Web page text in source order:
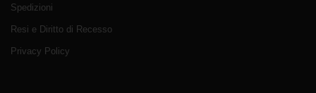
Spedizioni
Resi e Diritto di Recesso
Privacy Policy